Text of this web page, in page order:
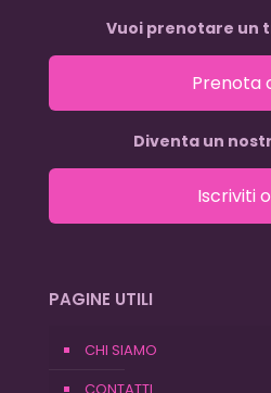
Vuoi prenotare un
Prenota
Diventa un
Iscriviti
PAGINE UTILI
CHI SIAMO